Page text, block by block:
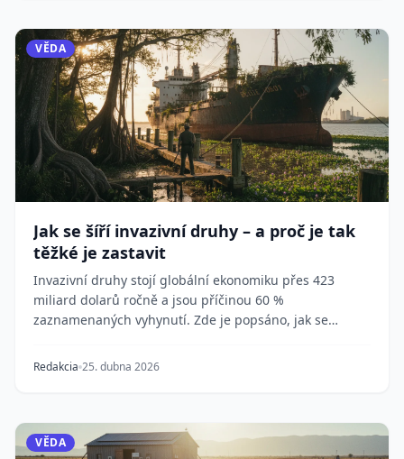
VĚDA
Jak se šíří invazivní druhy – a proč je tak
těžké je zastavit
Invazivní druhy stojí globální ekonomiku přes 423
miliard dolarů ročně a jsou příčinou 60 %
zaznamenaných vyhynutí. Zde je popsáno, jak se
Redakcia 25. dubna 2026
VĚDA